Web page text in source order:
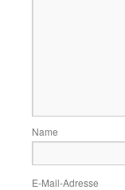
Name
E-Mail-Adresse